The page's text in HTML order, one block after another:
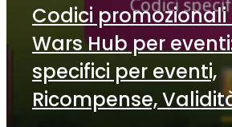
Codici promozionali
Wars Hub per
specifici per eventi,
Ricompense,